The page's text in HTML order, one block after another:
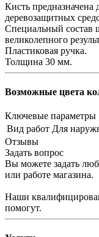
Кисть предназначена
деревозащитных
Специальный состав
великолепного
Пластиковая ручка.
Толщина 30 мм.
Возможные цвета
Ключевые параметры
Вид работ Для
Отзывы
Задать вопрос
Вы можете задать
или работе магазина.
Наши
помогут.